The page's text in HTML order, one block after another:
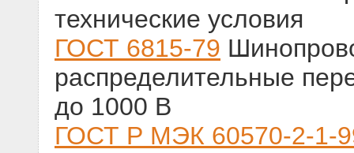
технические условия
ГОСТ 6815-79
распределительные
до 1000 В
ГОСТ Р МЭК 60570-2-1-